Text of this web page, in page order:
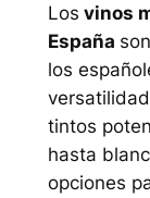
Los vinos
España
los
tintos
hasta
opciones